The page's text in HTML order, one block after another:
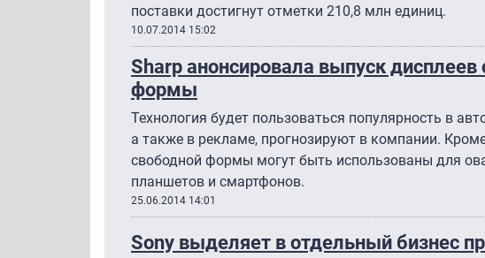
поставки достигнут отметки 210,8 млн единиц.
10.07.2014 15:02
Sharp анонсировала выпуск дисплеев
формы
Технология будет пользоваться популярность в
а также в рекламе, прогнозируют в компании.
свободной формы могут быть использованы для
планшетов и смартфонов.
25.06.2014 14:01
Sony выделяет в отдельный бизнес